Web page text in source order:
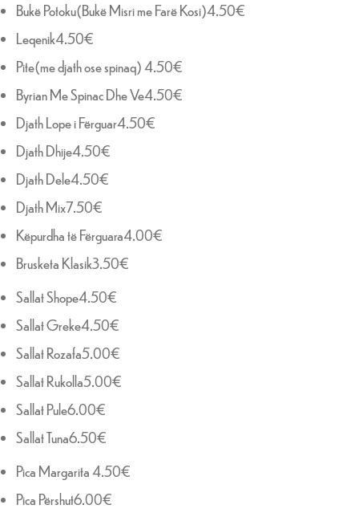
Bukë Potoku(Bukë Misri me Farë Kosi)4.50€
Leqenik4.50€
Pite(me djath ose spinaq) 4.50€
Byrian Me Spinac Dhe Ve4.50€
Djath Lope i Fërguar4.50€
Djath Dhije4.50€
Djath Dele4.50€
Djath Mix7.50€
Këpurdha të Fërguara4.00€
Brusketa Klasik3.50€
Sallat Shope4.50€
Sallat Greke4.50€
Sallat Rozafa5.00€
Sallat Rukolla5.00€
Sallat Pule6.00€
Sallat Tuna6.50€
Pica Margarita 4.50€
Pica Përshut6.00€